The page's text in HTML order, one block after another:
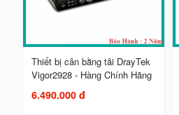
Thiết bị cân bằng tải DrayTek
Vigor2928 - Hàng Chính Hãng
6.490.000 đ